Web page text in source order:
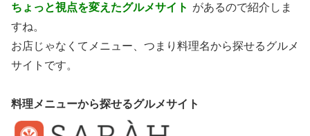
ちょっと視点を変えたグルメサイト があるので紹介しま
すね。
お店じゃなくてメニュー、つまり料理名から探せるグルメ
サイトです。
料理メニューから探せるグルメサイト